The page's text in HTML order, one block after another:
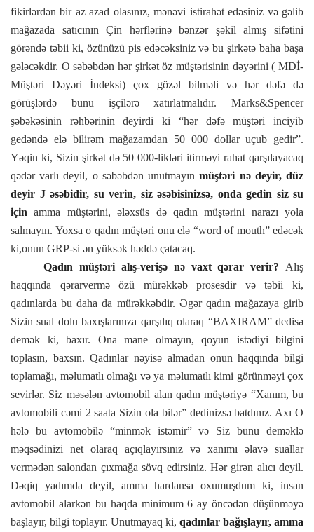
fikirlərdən bir az azad olasınız, mənəvi istirahət edəsiniz və gəlib
mağazada satıcının Çin hərflərinə bənzər şəkil almış sifətini
görəndə təbii ki, özünüzü pis edəcəksiniz və bu şirkətə baha başa
gələcəkdir. O səbəbdən hər şirkət öz müştərisinin dəyərini ( MDİ-
Müştəri Dəyəri İndeksi) çox gözəl bilməli və hər dəfə də
görüşlərdə bunu işçilərə xatırlatmalıdır. Marks&Spencer
şəbəkəsinin rəhbərinin deyirdi ki “hər dəfə müştəri inciyib
gedəndə elə bilirəm mağazamdan 50 000 dollar uçub gedir”.
Yəqin ki, Sizin şirkət də 50 000-likləri itirməyi rahat qarşılayacaq
qədər varlı deyil, o səbəbdən unutmayınmüştəri nə deyir, düz
deyir Jəsəbidir, su verin, siz əsəbisinizsə, onda gedin siz su
için amma müştərini, ələxsüs də qadın müştərini narazı yola
salmayın. Yoxsa o qadın müştəri onu elə “word of mouth” edəcək
ki,onun GRP-si ən yüksək həddə çatacaq.
Qadın müştəri alış-verişə nə vaxt qərar verir? Alış
haqqında qərarvermə özü mürəkkəb prosesdir və təbii ki,
qadınlarda bu daha da mürəkkəbdir. Əgər qadın mağazaya girib
Sizin sual dolu baxışlarınıza qarşılıq olaraq “BAXIRAM” dedisə
demək ki, baxır. Ona mane olmayın, qoyun istədiyi bilgini
toplasın, baxsın. Qadınlar nəyisə almadan onun haqqında bilgi
toplamağı, məlumatlı olmağı və ya məlumatlı kimi görünməyi çox
sevirlər. Siz məsələn avtomobil alan qadın müştəriyə “Xanım, bu
avtomobili cəmi 2 saata Sizin ola bilər” dedinizsə batdınız. Axı O
hələ bu avtomobilə “minmək istəmir” və Siz bunu deməklə
məqsədinizi net olaraq açıqlayırsınız və xanımı əlavə suallar
vermədən salondan çıxmağa sövq edirsiniz. Hər girən alıcı deyil.
Dəqiq yadımda deyil, amma hardansa oxumuşdum ki, insan
avtomobil alarkən bu haqda minimum 6 ay öncədən düşünməyə
başlayır, bilgi toplayır. Unutmayaq ki, qadınlar bağışlayır, amma